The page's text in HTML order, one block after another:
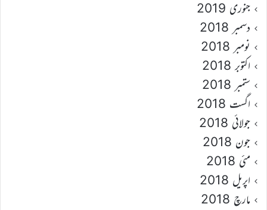
جنوری 2019
دسمبر 2018
نومبر 2018
اکتوبر 2018
ستمبر 2018
اگست 2018
جولائی 2018
جون 2018
مئی 2018
اپریل 2018
مارچ 2018